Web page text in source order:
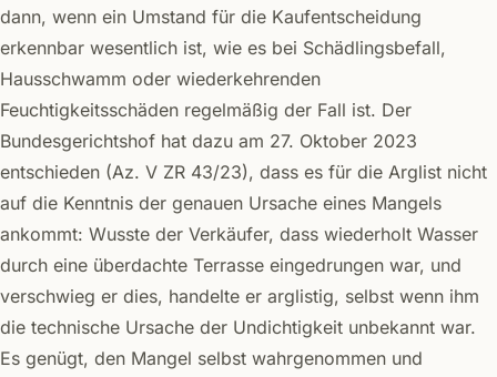
dann, wenn ein Umstand für die Kaufentscheidung
erkennbar wesentlich ist, wie es bei Schädlingsbefall,
Hausschwamm oder wiederkehrenden
Feuchtigkeitsschäden regelmäßig der Fall ist. Der
Bundesgerichtshof hat dazu am 27. Oktober 2023
entschieden (Az. V ZR 43/23), dass es für die Arglist nicht
auf die Kenntnis der genauen Ursache eines Mangels
ankommt: Wusste der Verkäufer, dass wiederholt Wasser
durch eine überdachte Terrasse eingedrungen war, und
verschwieg er dies, handelte er arglistig, selbst wenn ihm
die technische Ursache der Undichtigkeit unbekannt war.
Es genügt, den Mangel selbst wahrgenommen und